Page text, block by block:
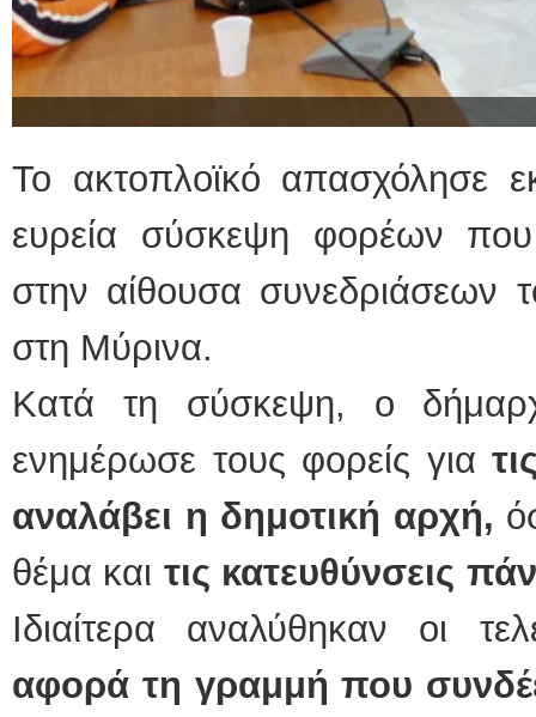
Το ακτοπλοϊκό απασχόλησε
ευρεία σύσκεψη φορέων
στην αίθουσα συνεδριάσεων
στη Μύρινα.
Κατά τη σύσκεψη, ο
ενημέρωσε τους φορείς για
αναλάβει η δημοτική αρχή,
θέμα και τις κατευθύνσεις
Ιδιαίτερα αναλύθηκαν οι
αφορά τη γραμμή που